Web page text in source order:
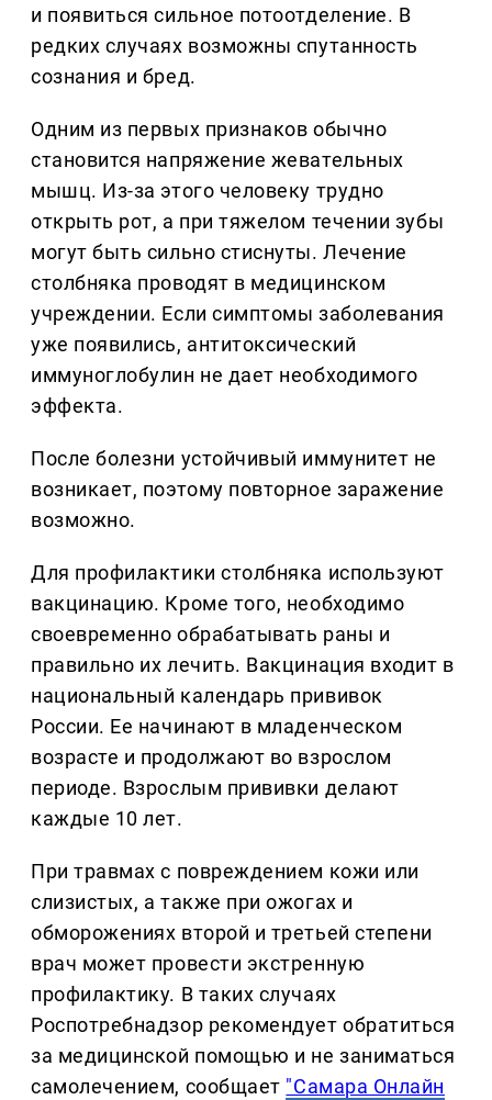
и появиться сильное потоотделение. В
редких случаях возможны спутанность
сознания и бред.
Одним из первых признаков обычно
становится напряжение жевательных
мышц. Из-за этого человеку трудно
открыть рот, а при тяжелом течении зубы
могут быть сильно стиснуты. Лечение
столбняка проводят в медицинском
учреждении. Если симптомы заболевания
уже появились, антитоксический
иммуноглобулин не дает необходимого
эффекта.
После болезни устойчивый иммунитет не
возникает, поэтому повторное заражение
возможно.
Для профилактики столбняка используют
вакцинацию. Кроме того, необходимо
своевременно обрабатывать раны и
правильно их лечить. Вакцинация входит в
национальный календарь прививок
России. Ее начинают в младенческом
возрасте и продолжают во взрослом
периоде. Взрослым прививки делают
каждые 10 лет.
При травмах с повреждением кожи или
слизистых, а также при ожогах и
обморожениях второй и третьей степени
врач может провести экстренную
профилактику. В таких случаях
Роспотребнадзор рекомендует обратиться
за медицинской помощью и не заниматься
самолечением, сообщает "Самара Онлайн